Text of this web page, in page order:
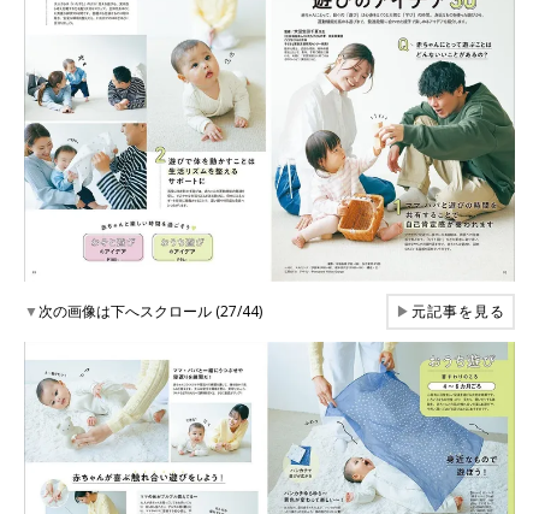
▼次の画像は下へスクロール (27/44) ▶元記事を見る